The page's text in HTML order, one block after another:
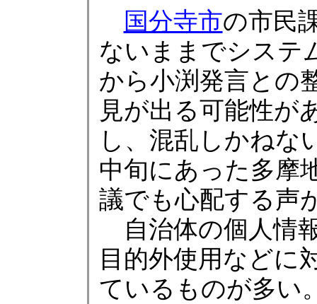
国分寺市の市民
ないままでシステ
から小渕発言との
見が出る可能性が
し、混乱しかねな
中旬にあった多摩
議でも心配する声
自治体の個人情
目的外使用などに
ているものが多い